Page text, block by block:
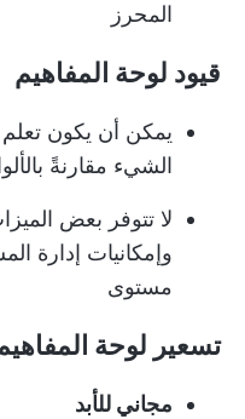
المحرز
قيود لوحة المفاهيم
الشيء مقارنةً
لا تتوفر بعض
وإمكانيات إدارة
مستوى
تسعير لوحة
مجاني للأبد